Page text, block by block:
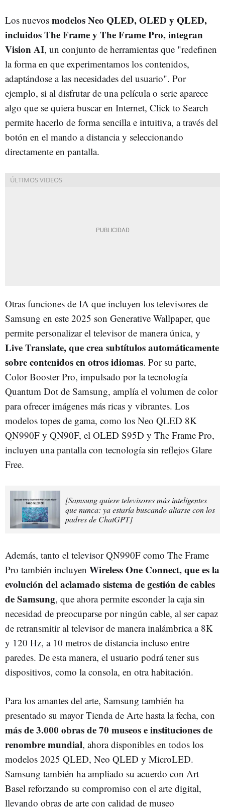
Los nuevos modelos Neo QLED, OLED y QLED,
incluidos The Frame y The Frame Pro, integran
Vision AI, un conjunto de herramientas que "redefinen
la forma en que experimentamos los contenidos,
adaptándose a las necesidades del usuario". Por
ejemplo, si al disfrutar de una película o serie aparece
algo que se quiera buscar en Internet, Click to Search
permite hacerlo de forma sencilla e intuitiva, a través del
botón en el mando a distancia y seleccionando
directamente en pantalla.
Otras funciones de IA que incluyen los televisores de
Samsung en este 2025 son Generative Wallpaper, que
permite personalizar el televisor de manera única, y
Live Translate, que crea subtítulos automáticamente
sobre contenidos en otros idiomas. Por su parte,
Color Booster Pro, impulsado por la tecnología
Quantum Dot de Samsung, amplía el volumen de color
para ofrecer imágenes más ricas y vibrantes. Los
modelos topes de gama, como los Neo QLED 8K
QN990F y QN90F, el OLED S95D y The Frame Pro,
incluyen una pantalla con tecnología sin reflejos Glare
Free.
[Samsung quiere televisores más inteligentes
que nunca: ya estaría buscando aliarse con los
padres de ChatGPT]
Además, tanto el televisor QN990F como The Frame
Pro también incluyen Wireless One Connect, que es la
evolución del aclamado sistema de gestión de cables
de Samsung, que ahora permite esconder la caja sin
necesidad de preocuparse por ningún cable, al ser capaz
de retransmitir al televisor de manera inalámbrica a 8K
y 120 Hz, a 10 metros de distancia incluso entre
paredes. De esta manera, el usuario podrá tener sus
dispositivos, como la consola, en otra habitación.
Para los amantes del arte, Samsung también ha
presentado su mayor Tienda de Arte hasta la fecha, con
más de 3.000 obras de 70 museos e instituciones de
renombre mundial, ahora disponibles en todos los
modelos 2025 QLED, Neo QLED y MicroLED.
Samsung también ha ampliado su acuerdo con Art
Basel reforzando su compromiso con el arte digital,
llevando obras de arte con calidad de museo